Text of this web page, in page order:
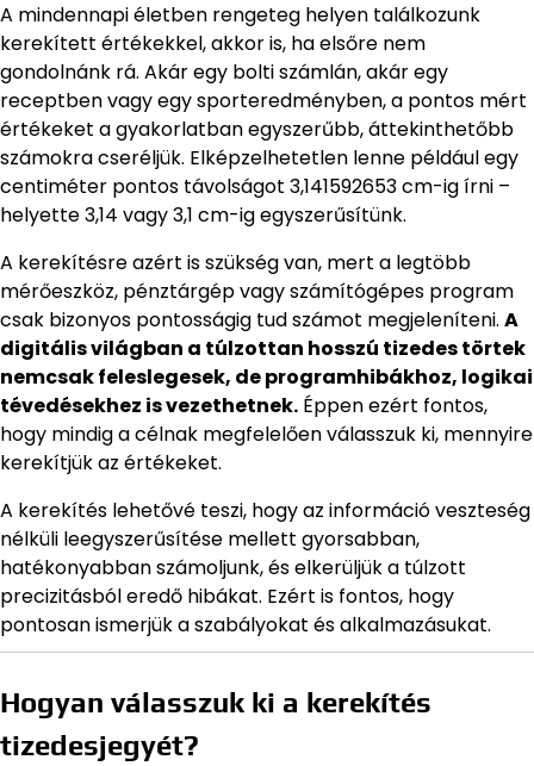
A mindennapi életben rengeteg helyen találkozunk
kerekített értékekkel, akkor is, ha elsőre nem
gondolnánk rá. Akár egy bolti számlán, akár egy
receptben vagy egy sporteredményben, a pontos mért
értékeket a gyakorlatban egyszerűbb, áttekinthetőbb
számokra cseréljük. Elképzelhetetlen lenne például egy
centiméter pontos távolságot 3,141592653 cm-ig írni –
helyette 3,14 vagy 3,1 cm-ig egyszerűsítünk.
A kerekítésre azért is szükség van, mert a legtöbb
mérőeszköz, pénztárgép vagy számítógépes program
csak bizonyos pontosságig tud számot megjeleníteni. A
digitális világban a túlzottan hosszú tizedes törtek
nemcsak feleslegesek, de programhibákhoz, logikai
tévedésekhez is vezethetnek. Éppen ezért fontos,
hogy mindig a célnak megfelelően válasszuk ki, mennyire
kerekítjük az értékeket.
A kerekítés lehetővé teszi, hogy az információ veszteség
nélküli leegyszerűsítése mellett gyorsabban,
hatékonyabban számoljunk, és elkerüljük a túlzott
precizitásból eredő hibákat. Ezért is fontos, hogy
pontosan ismerjük a szabályokat és alkalmazásukat.
Hogyan válasszuk ki a kerekítés
tizedesjegyét?